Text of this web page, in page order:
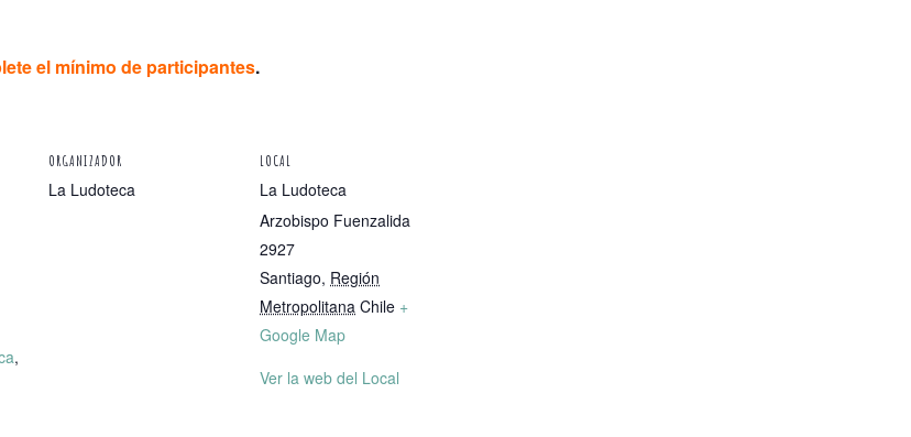
el mínimo de participantes.
,
ORGANIZADOR
La Ludoteca
LOCAL
La Ludoteca
Arzobispo Fuenzalida
2927
Santiago, Región
Metropolitana Chile +
Google Map
Ver la web del Local